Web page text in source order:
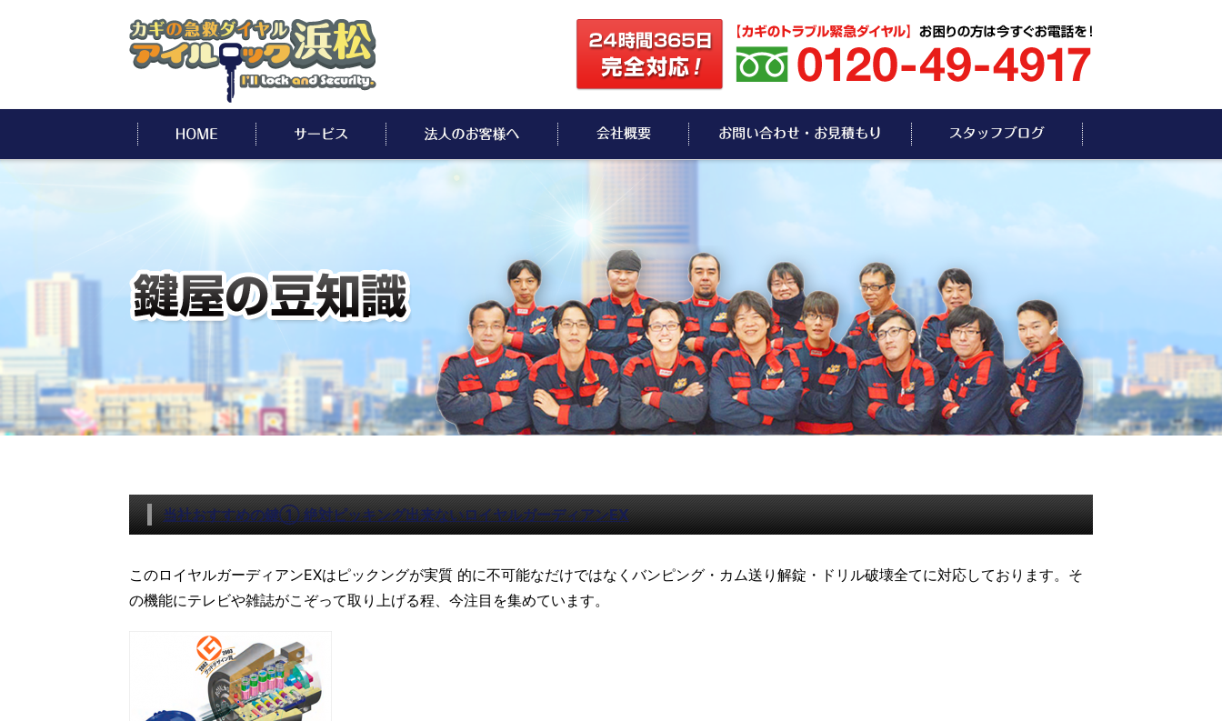
当社おすすめの鍵① 絶対ピッキング出来ないロイヤルガーディアンEX
このロイヤルガーディアンEXはピックングが実質 的に不可能なだけではなくバンピング・カム送り解錠・ドリル破壊全てに対応しております。そ
の機能にテレビや雑誌がこぞって取り上げる程、今注目を集めています。